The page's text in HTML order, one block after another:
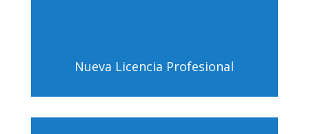
Nueva Licencia Profesional